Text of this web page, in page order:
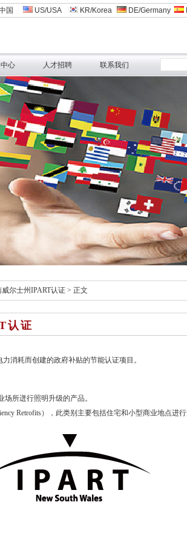
国 US/USA KR/Korea DE/Germany
心 人才招聘 联系我们
尔士州IPART认证 > 正文
认证
消耗而创建的政府补贴的节能认证项目。
所迸行照明升级的产品。
Retrofits），此类别主要包括住宅和小型商业地点进